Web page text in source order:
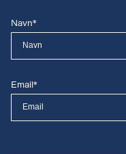
Navn*
Email*